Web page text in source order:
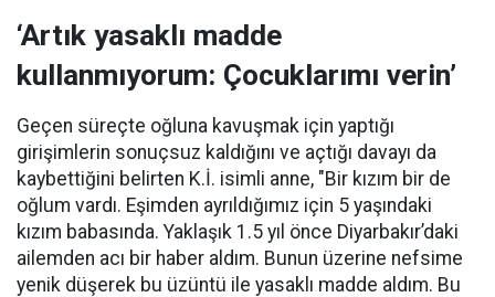
‘Artık yasaklı madde
kullanmıyorum: Çocuklarımı verin’
Geçen süreçte oğluna kavuşmak için yaptığı
girişimlerin sonuçsuz kaldığını ve açtığı davayı da
kaybettiğini belirten K.İ. isimli anne, "Bir kızım bir de
oğlum vardı. Eşimden ayrıldığımız için 5 yaşındaki
kızım babasında. Yaklaşık 1.5 yıl önce Diyarbakır’daki
ailemden acı bir haber aldım. Bunun üzerine nefsime
yenik düşerek bu üzüntü ile yasaklı madde aldım. Bu